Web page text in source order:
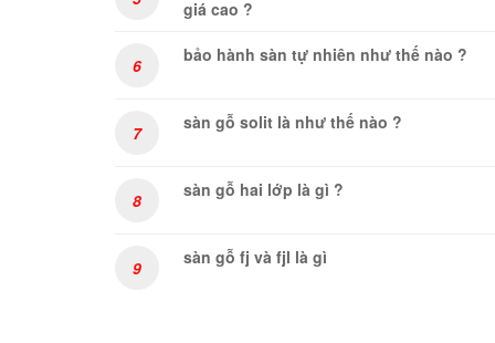
giá cao ?
6 bảo hành sàn tự nhiên như thế nào ?
7 sàn gỗ solit là như thế nào ?
8 sàn gỗ hai lớp là gì ?
9 sàn gỗ fj và fjl là gì